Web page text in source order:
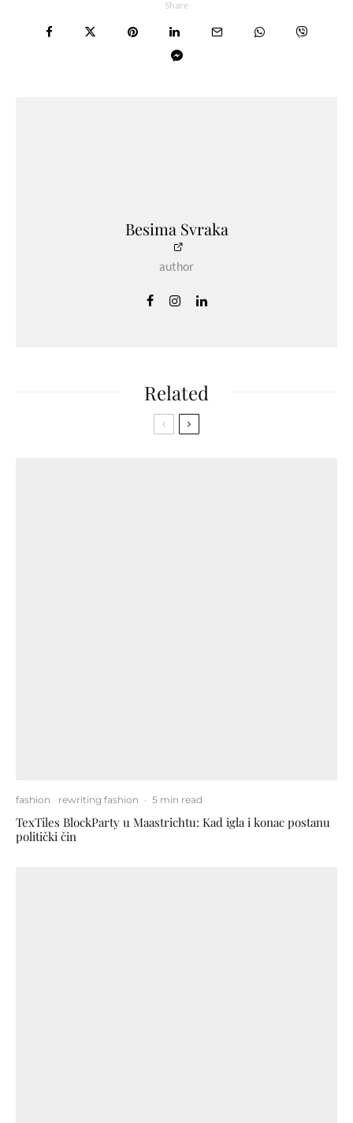
Share
Besima Svraka
author
Related
fashion rewriting fashion · 5 min read
TexTiles BlockParty u Maastrichtu: Kad igla i konac postanu
politički čin